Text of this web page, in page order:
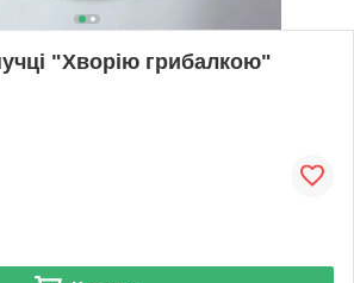
"Хворію грибалкою"